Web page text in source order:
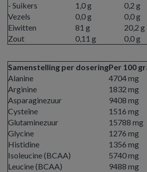
- Suikers
1,0 g
0,2 g
Vezels
0,0 g
0,0 g
Eiwitten
81 g
20,2 g
Zout
0,11 g 0,0 g
Samenstelling per doseringPer 100
Alanine
4704 mg
Arginine
1832 mg
Asparaginezuur
9408 mg
Cysteïne
1516 mg
Glutaminezuur
15788 mg
Glycine
1276 mg
Histidine
1356 mg
Isoleucine (BCAA)
5740 mg
Leucine (BCAA)
9488 mg